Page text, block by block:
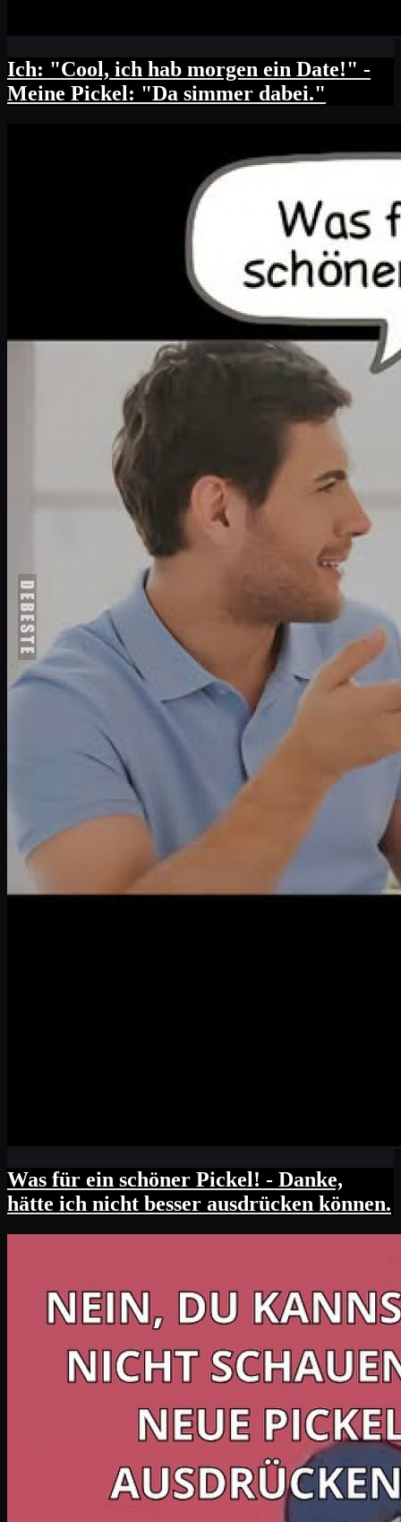
Ich: "Cool, ich hab morgen ein Date!" -
Meine Pickel: "Da simmer dabei."
Was für ein schöner Pickel! - Danke,
hätte ich nicht besser ausdrücken können.